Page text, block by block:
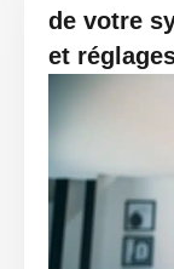
de votre
et